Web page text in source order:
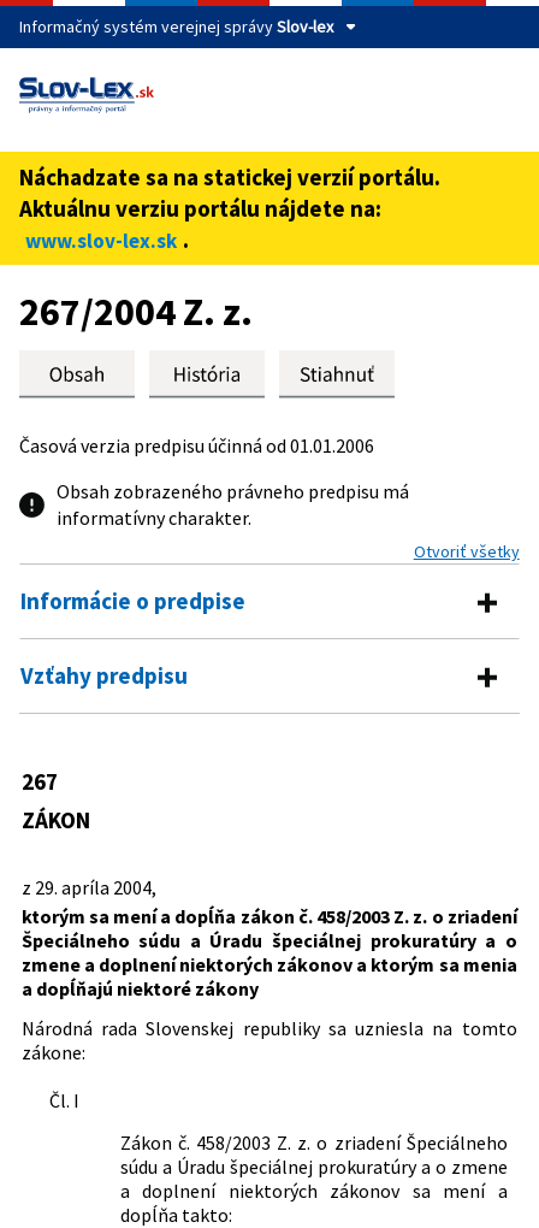
Informačný systém verejnej správySlov-lex
Táto stránka je zabezpečená
cez zabezpečenú webovú stránku verejnej správy SR.
Zabezpečená stránka vždy začína https:// pred názvom
domény webového sídla.
Náchadzate sa na statickej verzií portálu.
Aktuálnu verziu portálu nájdete na:
www.slov-lex.sk .
Preskoč na obsah
267/2004 Z. z.
Časová verzia predpisu účinná od 01.01.2006
Obsah zobrazeného právneho predpisu má
informatívny charakter.
Otvoriť všetky
Informácie o predpise
Číslo predpisu:
267/2004 Z. z.
zákony
Dátum schválenia:
Dátum vyhlásenia: 30.04.2004
Dátum účinnosti od: 01.01.2006
Právna oblasť:
Nachádza sa v čiastke: 109/2004
Vzťahy predpisu
Predpis je menený
301/2005 Z. z.
267
ZÁKON
z 29. apríla 2004,
ktorým sa mení a dopĺňa zákon č. 458/2003 Z. z. o zriadení
Špeciálneho súdu a Úradu špeciálnej prokuratúry a o
zmene a doplnení niektorých zákonov a ktorým sa menia
a dopĺňajú niektoré zákony
Národná rada Slovenskej republiky sa uzniesla na tomto
zákone:
Čl. I
Zákon č. 458/2003 Z. z. o zriadení Špeciálneho
súdu a Úradu špeciálnej prokuratúry a o zmene
a doplnení niektorých zákonov sa mení a
dopĺňa takto: